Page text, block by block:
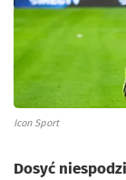
Icon Sport
Dosyć